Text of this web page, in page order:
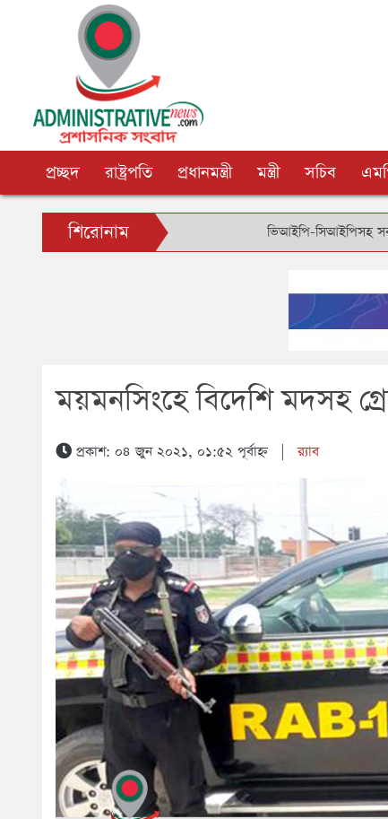
প্রচ্ছদ রাষ্ট্রপতি প্রধানমন্ত্রী মন্ত্রী সচিব
শিরোনাম ভিআইপি-সিআইপিসহ সবার জন্য
ময়মনসিংহে বিদেশি মদসহ
প্রকাশ: ০৪ জুন ২০২১, ০১:৫২ পূর্বাহ্ন|র‍্যাব